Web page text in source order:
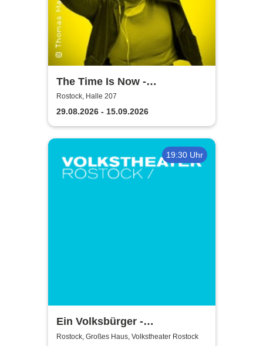
The Time Is Now -
Volkstheater Rostock
Rostock, Halle 207
29.08.2026 - 15.09.2026
19:30 Uhr
Ein Volksbürger -
Volkstheater Rostock
Rostock, Großes Haus, Volkstheater Rostock